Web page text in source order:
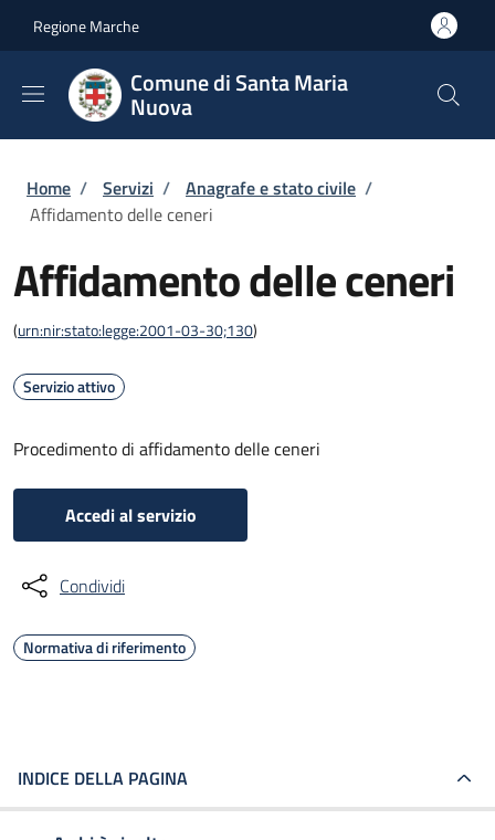
Regione Marche
Comune di Santa Maria
Nuova
Briciole di pane
Home / Servizi / Anagrafe e stato civile /
Affidamento delle ceneri
Affidamento delle ceneri
(urn:nir:stato:legge:2001-03-30;130)
Servizio attivo
Procedimento di affidamento delle ceneri
Accedi al servizio
Condividi
Normativa di riferimento
INDICE DELLA PAGINA